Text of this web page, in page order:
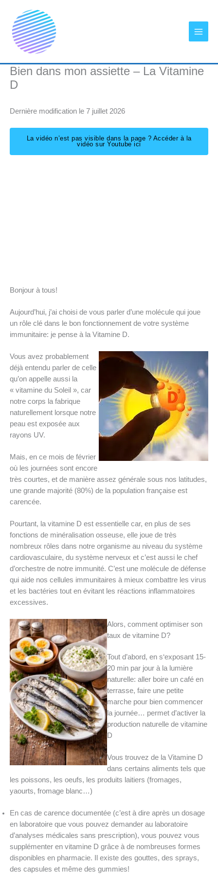
contenu
Bien dans mon assiette – La Vitamine
D
Dernière modification le 7 juillet 2026
La vidéo n’est pas visible dans la page ? Accéder à la
vidéo sur Youtube ici
Bonjour à tous!
Aujourd’hui, j’ai choisi de vous parler d’une molécule qui joue
un rôle clé dans le bon fonctionnement de votre système
immunitaire: je pense à la Vitamine D.
Vous avez probablement
déjà entendu parler de celle
qu’on appelle aussi la
« vitamine du Soleil », car
notre corps la fabrique
naturellement lorsque notre
peau est exposée aux
rayons UV.
Mais, en ce mois de février
où les journées sont encore
très courtes, et de manière assez générale sous nos latitudes,
une grande majorité (80%) de la population française est
carencée.
Pourtant, la vitamine D est essentielle car, en plus de ses
fonctions de minéralisation osseuse, elle joue de très
nombreux rôles dans notre organisme au niveau du système
cardiovasculaire, du système nerveux et c’est aussi le chef
d’orchestre de notre immunité. C’est une molécule de défense
qui aide nos cellules immunitaires à mieux combattre les virus
et les bactéries tout en évitant les réactions inflammatoires
excessives.
Alors, comment optimiser son
taux de vitamine D?
Tout d’abord, en s‘exposant 15-
20 min par jour à la lumière
naturelle: aller boire un café en
terrasse, faire une petite
marche pour bien commencer
la journée… permet d’activer la
production naturelle de vitamine
D
Vous trouvez de la Vitamine D
dans certains aliments tels que
les poissons, les oeufs, les produits laitiers (fromages,
yaourts, fromage blanc…)
En cas de carence documentée (c’est à dire après un dosage
en laboratoire que vous pouvez demander au laboratoire
d’analyses médicales sans prescription), vous pouvez vous
supplémenter en vitamine D grâce à de nombreuses formes
disponibles en pharmacie. Il existe des gouttes, des sprays,
des capsules et même des gummies!